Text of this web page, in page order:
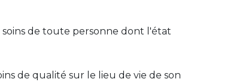
de toute personne dont l'état
de qualité sur le lieu de vie de son